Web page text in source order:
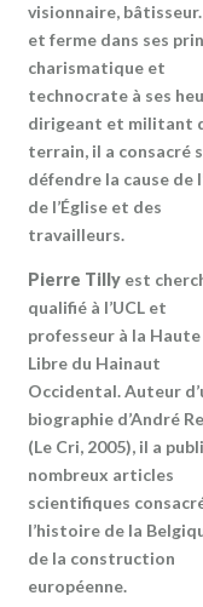
visionnaire,
et ferme dans ses
charismatique et
technocrate à ses
dirigeant et militant
terrain, il a consacré
défendre la cause de
de l’Église et des
travailleurs.
Pierre Tillyest
qualifié à l’UCL et
professeur à la Haute
Libre du Hainaut
Occidental. Auteur
biographie d’André
(Le Cri, 2005), il a
nombreux articles
scientifiques
l’histoire de la
de la construction
européenne.